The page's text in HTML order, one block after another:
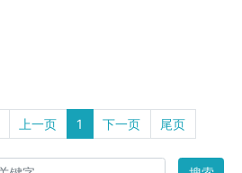
上一页 1 下一页 尾页